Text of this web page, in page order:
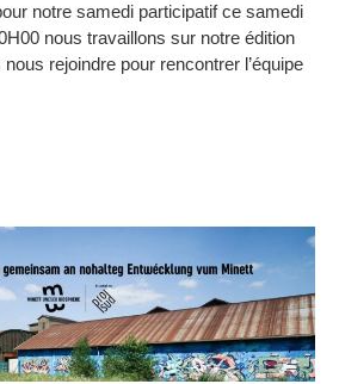
notre samedi participatif ce samedi
nous travaillons sur notre édition
rejoindre pour rencontrer l’équipe